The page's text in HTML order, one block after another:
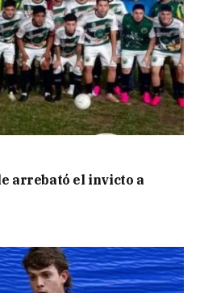
arrebató el invicto a